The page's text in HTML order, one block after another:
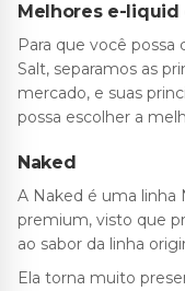
Melhores e-liquid
Para que você possa
Salt, separamos as
mercado, e suas
possa escolher a
Naked
A Naked é uma linha
premium, visto que
ao sabor da linha
Ela torna muito